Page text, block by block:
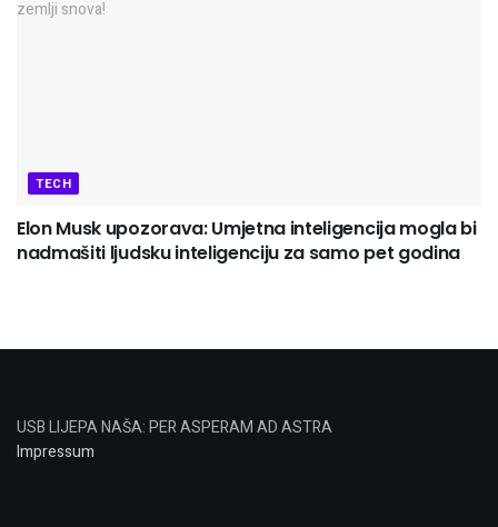
TECH
Elon Musk upozorava: Umjetna inteligencija mogla bi
nadmašiti ljudsku inteligenciju za samo pet godina
USB LIJEPA NAŠA: PER ASPERAM AD ASTRA
Impressum